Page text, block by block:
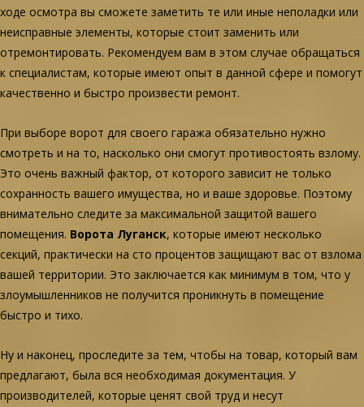
ходе осмотра вы сможете заметить те или иные неполадки или
неисправные элементы, которые стоит заменить или
отремонтировать. Рекомендуем вам в этом случае обращаться
к специалистам, которые имеют опыт в данной сфере и помогут
качественно и быстро произвести ремонт.
При выборе ворот для своего гаража обязательно нужно
смотреть и на то, насколько они смогут противостоять взлому.
Это очень важный фактор, от которого зависит не только
сохранность вашего имущества, но и ваше здоровье. Поэтому
внимательно следите за максимальной защитой вашего
помещения. Ворота Луганск, которые имеют несколько
секций, практически на сто процентов защищают вас от взлома
вашей территории. Это заключается как минимум в том, что у
злоумышленников не получится проникнуть в помещение
быстро и тихо.
Ну и наконец, проследите за тем, чтобы на товар, который вам
предлагают, была вся необходимая документация. У
производителей, которые ценят свой труд и несут